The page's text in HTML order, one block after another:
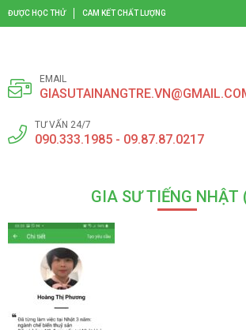
ĐƯỢC HỌC THỬ CAM KẾT CHẤT LƯỢNG
EMAIL
TƯ VẤN 24/7
090.333.1985 - 09.87.87.0217
GIA SƯ TIẾNG NHẬT